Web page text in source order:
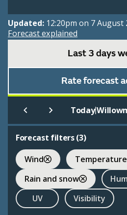
Updated: 12:20pm on 7 August
Forecast explained
Last 3 days
Rate forecast
Today|
Forecast filters (3)
Wind
Temperature
Rain and snow
UV
Visibility